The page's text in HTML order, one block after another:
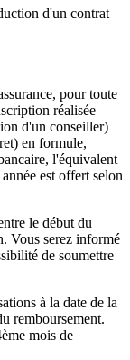
d'un contrat
pour toute
réalisée
d'un conseiller)
en formule,
l'équivalent
est offert selon
le début du
Vous serez informé
de soumettre
à la date de la
remboursement.
mois de